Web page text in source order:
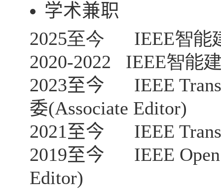
学术兼职
2025至今 IEEE智能
2020-2022 IEEE智能
2023至今 IEEE
委(Associate Editor)
2021至今 IEEE
2019至今 IEEE
Editor)